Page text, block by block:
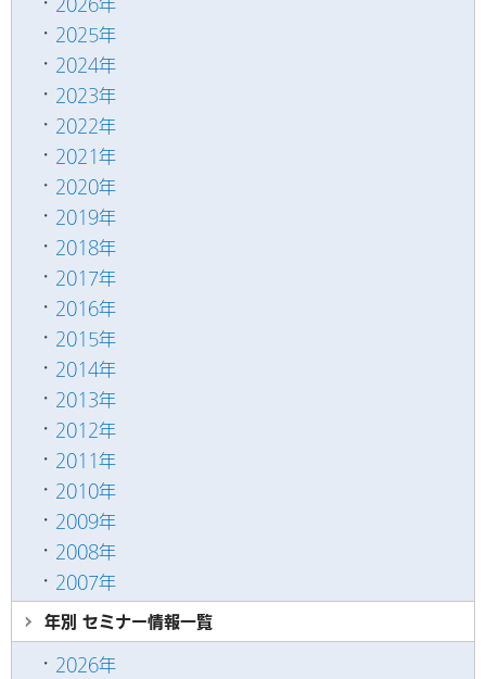
2025年
2024年
2023年
2022年
2021年
2020年
2019年
2018年
2017年
2016年
2015年
2014年
2013年
2012年
2011年
2010年
2009年
2008年
2007年
年別 セミナー情報一覧
2026年